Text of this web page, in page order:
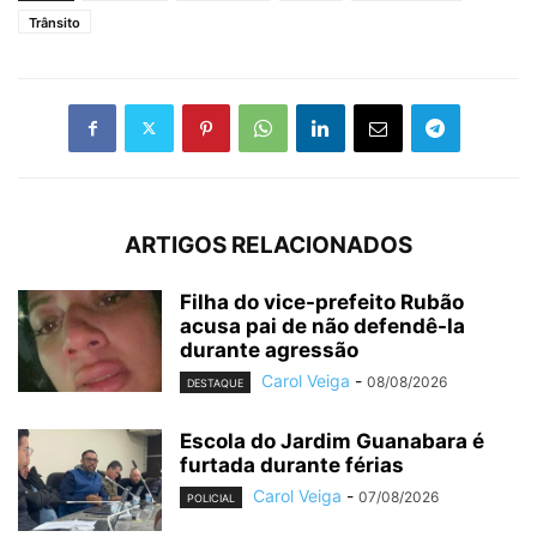
Trânsito
ARTIGOS RELACIONADOS
Filha do vice-prefeito Rubão
acusa pai de não defendê-la
durante agressão
DESTAQUE Carol Veiga - 08/08/2026
Escola do Jardim Guanabara é
furtada durante férias
POLICIAL Carol Veiga - 07/08/2026